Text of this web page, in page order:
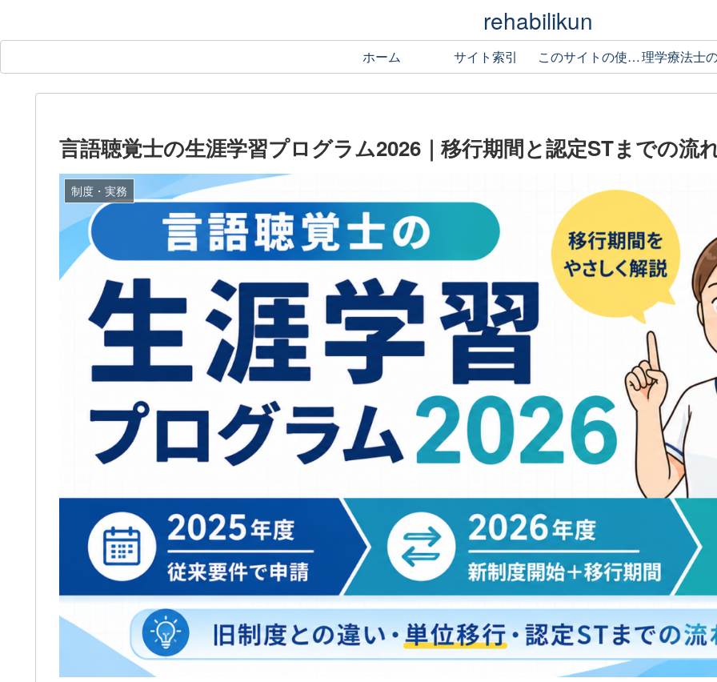
rehabilikun
ホーム サイト索引 このサイトの使い方
言語聴覚士の生涯学習プログラム2026｜移行期間と認定STまでの流
制度・実務